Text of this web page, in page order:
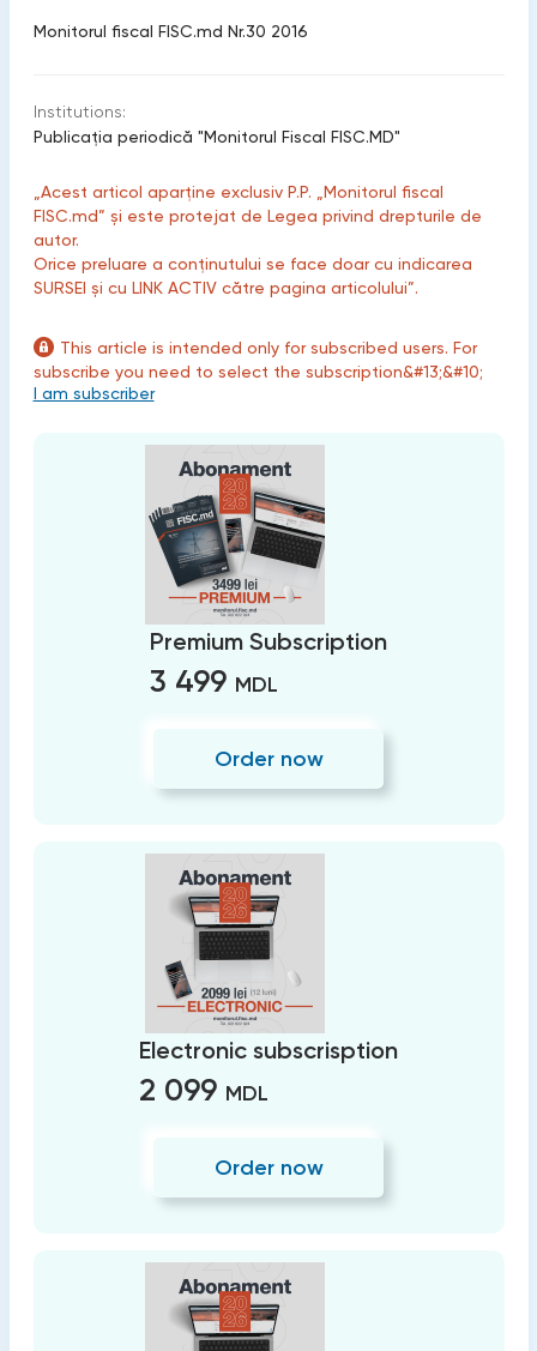
Monitorul fiscal FISC.md Nr.30 2016
Institutions:
Publicaţia periodică "Monitorul Fiscal FISC.MD"
„Acest articol aparține exclusiv P.P. „Monitorul fiscal
FISC.md” și este protejat de Legea privind drepturile de
autor.
Orice preluare a conținutului se face doar cu indicarea
SURSEI și cu LINK ACTIV către pagina articolului”.
This article is intended only for subscribed users. For
subscribe you need to select the subscription&#13;&#10;
I am subscriber
Premium Subscription
3 499 MDL
Order now
Electronic subscrisption
2 099 MDL
Order now